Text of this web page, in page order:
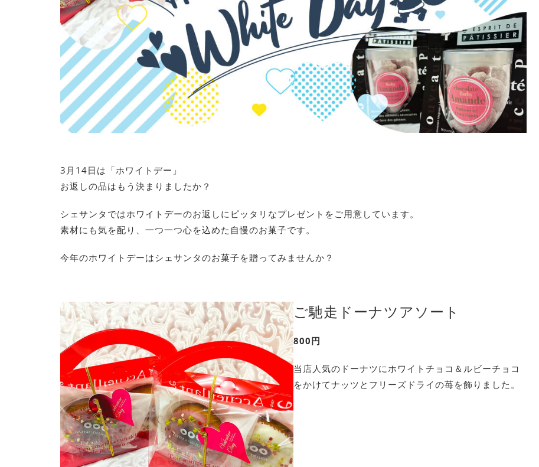
3月14日は「ホワイトデー」
お返しの品はもう決まりましたか？
シェサンタではホワイトデーのお返しにピッタリなプレゼントをご用意しています。
素材にも気を配り、一つ一つ心を込めた自慢のお菓子です。
今年のホワイトデーはシェサンタのお菓子を贈ってみませんか？
ご馳走ドーナツアソート
800円
当店人気のドーナツにホワイトチョコ＆ルビーチョコ
をかけてナッツとフリーズドライの苺を飾りました。